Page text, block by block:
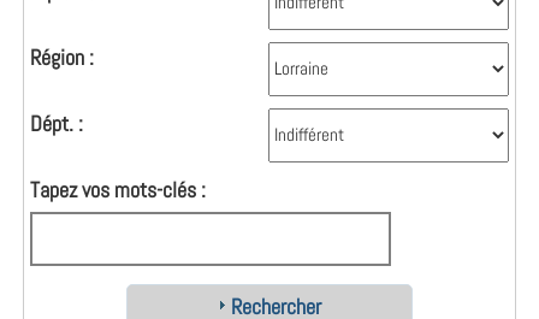
Région :
Dépt. :
Tapez vos mots-clés :
Rechercher